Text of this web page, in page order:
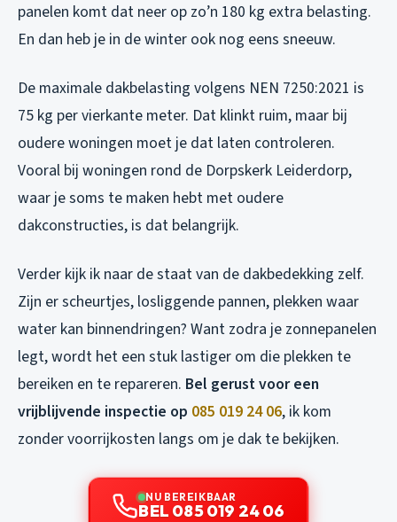
panelen komt dat neer op zo’n 180 kg extra belasting.
En dan heb je in de winter ook nog eens sneeuw.
De maximale dakbelasting volgens NEN 7250:2021 is
75 kg per vierkante meter. Dat klinkt ruim, maar bij
oudere woningen moet je dat laten controleren.
Vooral bij woningen rond de Dorpskerk Leiderdorp,
waar je soms te maken hebt met oudere
dakconstructies, is dat belangrijk.
Verder kijk ik naar de staat van de dakbedekking zelf.
Zijn er scheurtjes, losliggende pannen, plekken waar
water kan binnendringen? Want zodra je zonnepanelen
legt, wordt het een stuk lastiger om die plekken te
bereiken en te repareren. Bel gerust voor een
vrijblijvende inspectie op 085 019 24 06, ik kom
zonder voorrijkosten langs om je dak te bekijken.
NU BEREIKBAAR
BEL 085 019 24 06